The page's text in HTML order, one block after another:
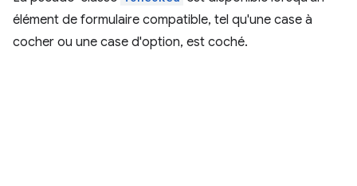
élément de formulaire compatible, tel qu'une case à
cocher ou une case d'option, est coché.